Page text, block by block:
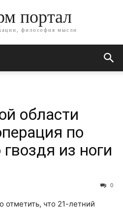
портал
философия мысли
области
по
из ноги
0
что 21-летний